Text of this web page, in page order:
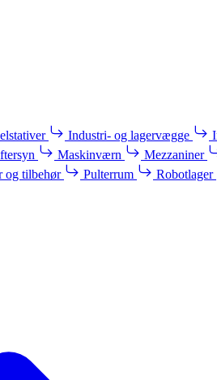
Industri- og lagervægge
Maskinværn Mezzaniner
og tilbehør Pulterrum Robotlager